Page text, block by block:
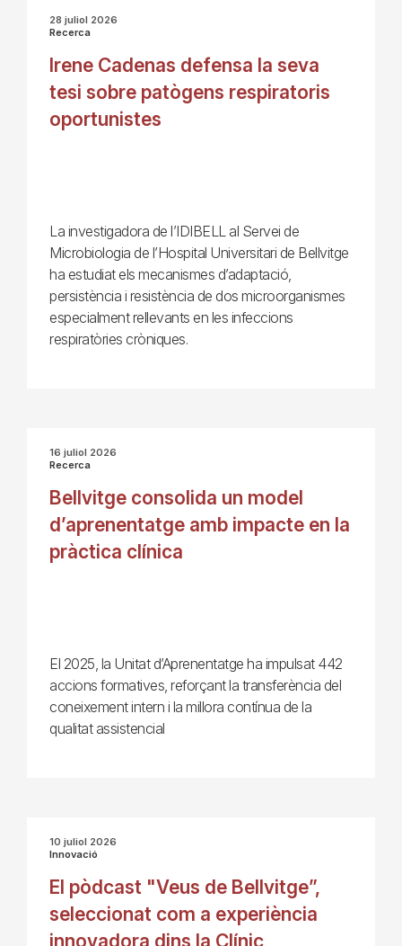
28 juliol 2026
Recerca
Irene Cadenas defensa la seva
tesi sobre patògens respiratoris
oportunistes
La investigadora de l’IDIBELL al Servei de
Microbiologia de l’Hospital Universitari de Bellvitge
ha estudiat els mecanismes d’adaptació,
persistència i resistència de dos microorganismes
especialment rellevants en les infeccions
respiratòries cròniques.
16 juliol 2026
Recerca
Bellvitge consolida un model
d’aprenentatge amb impacte en la
pràctica clínica
El 2025, la Unitat d’Aprenentatge ha impulsat 442
accions formatives, reforçant la transferència del
coneixement intern i la millora contínua de la
qualitat assistencial
10 juliol 2026
Innovació
El pòdcast "Veus de Bellvitge”,
seleccionat com a experiència
innovadora dins la Clínic